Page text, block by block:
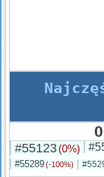
#55123(0%)
#55289(-100%)